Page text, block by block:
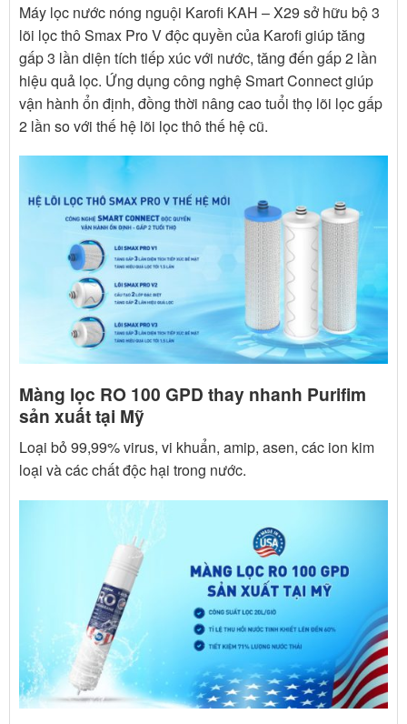
Máy lọc nước nóng nguội Karofi KAH – X29 sở hữu bộ 3
lõi lọc thô Smax Pro V độc quyền của Karofi giúp tăng
gấp 3 lần diện tích tiếp xúc với nước, tăng đến gấp 2 lần
hiệu quả lọc. Ứng dụng công nghệ Smart Connect giúp
vận hành ổn định, đồng thời nâng cao tuổi thọ lõi lọc gấp
2 lần so với thế hệ lõi lọc thô thế hệ cũ.
Màng lọc RO 100 GPD thay nhanh Purifim
sản xuất tại Mỹ
Loại bỏ 99,99% virus, vi khuẩn, amip, asen, các ion kim
loại và các chất độc hại trong nước.